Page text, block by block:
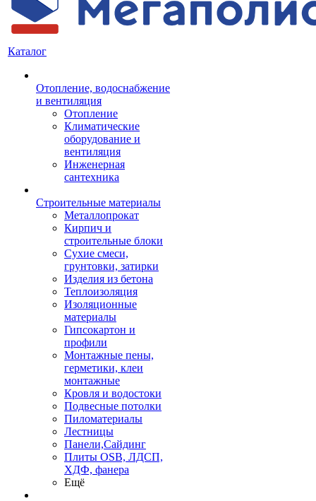
Каталог
Отопление, водоснабжение
и вентиляция
Отопление
Климатические
оборудование и
вентиляция
Инженерная
сантехника
Строительные материалы
Металлопрокат
Кирпич и
строительные блоки
Сухие смеси,
грунтовки, затирки
Изделия из бетона
Теплоизоляция
Изоляционные
материалы
Гипсокартон и
профили
Монтажные пены,
герметики, клеи
монтажные
Кровля и водостоки
Подвесные потолки
Пиломатериалы
Лестницы
Панели,Сайдинг
Плиты OSB, ЛДСП,
ХДФ, фанера
Ещё